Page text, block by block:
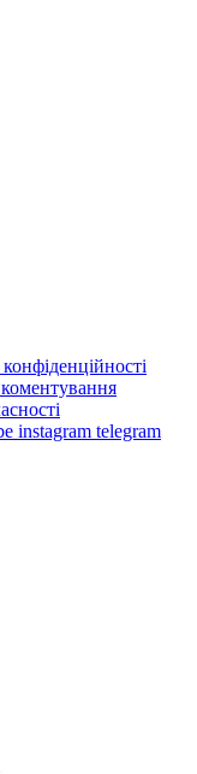
instagram telegram